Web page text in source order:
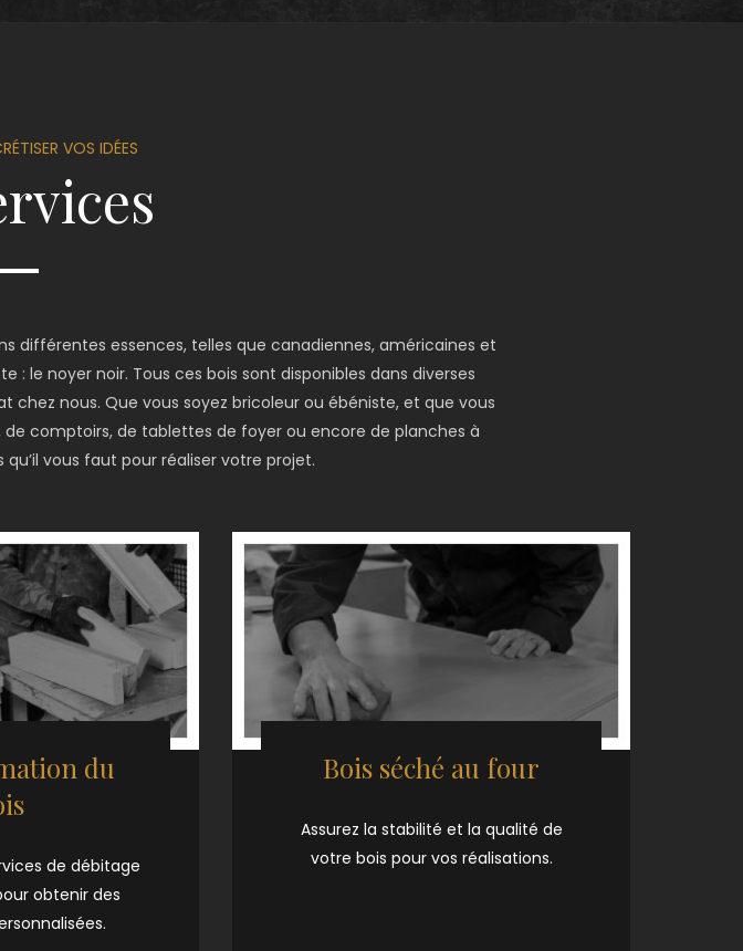
VOS IDÉES
différentes essences, telles que canadiennes, américaines et
le noyer noir. Tous ces bois sont disponibles dans diverses
nous. Que vous soyez bricoleur ou ébéniste, et que vous
comptoirs, de tablettes de foyer ou encore de planches à
vous faut pour réaliser votre projet.
du
de débitage
obtenir des
Bois séché au four
Assurez la stabilité et la qualité de
votre bois pour vos réalisations.